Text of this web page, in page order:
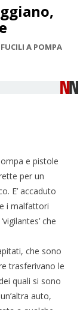
A POMPA
e pistole
per un
E’ accaduto
i malfattori
che
che sono
trasferivano le
quali si sono
auto,